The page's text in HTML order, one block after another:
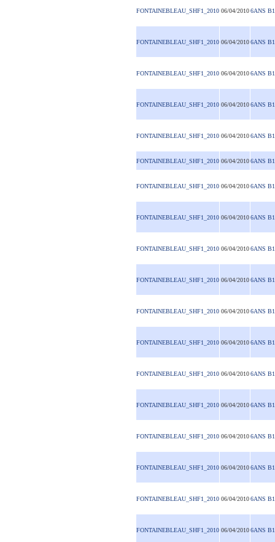
FONTAINEBLEAU_SHF1_2010 06/04/2010 6ANS B1
FONTAINEBLEAU_SHF1_2010 06/04/2010 6ANS B1
FONTAINEBLEAU_SHF1_2010 06/04/2010 6ANS B1
FONTAINEBLEAU_SHF1_2010 06/04/2010 6ANS B1
FONTAINEBLEAU_SHF1_2010 06/04/2010 6ANS B1
FONTAINEBLEAU_SHF1_2010 06/04/2010 6ANS B1
FONTAINEBLEAU_SHF1_2010 06/04/2010 6ANS B1
FONTAINEBLEAU_SHF1_2010 06/04/2010 6ANS B1
FONTAINEBLEAU_SHF1_2010 06/04/2010 6ANS B1
FONTAINEBLEAU_SHF1_2010 06/04/2010 6ANS B1
FONTAINEBLEAU_SHF1_2010 06/04/2010 6ANS B1
FONTAINEBLEAU_SHF1_2010 06/04/2010 6ANS B1
FONTAINEBLEAU_SHF1_2010 06/04/2010 6ANS B1
FONTAINEBLEAU_SHF1_2010 06/04/2010 6ANS B1
FONTAINEBLEAU_SHF1_2010 06/04/2010 6ANS B1
FONTAINEBLEAU_SHF1_2010 06/04/2010 6ANS B1
FONTAINEBLEAU_SHF1_2010 06/04/2010 6ANS B1
FONTAINEBLEAU_SHF1_2010 06/04/2010 6ANS B1